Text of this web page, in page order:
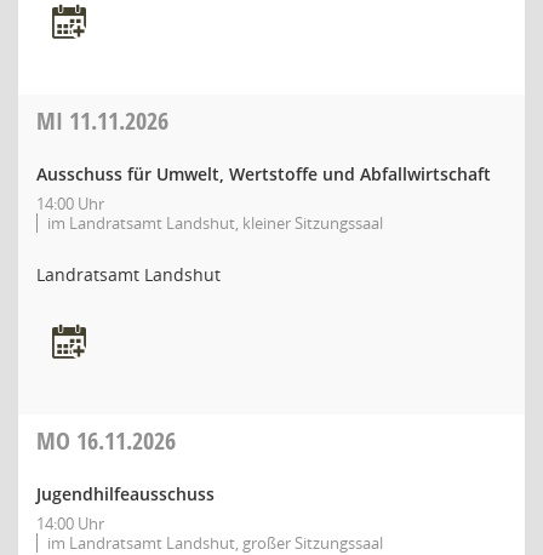
MI 11.11.2026
Ausschuss für Umwelt, Wertstoffe und Abfallwirtschaft
14:00 Uhr
im Landratsamt Landshut, kleiner Sitzungssaal
Landratsamt Landshut
MO 16.11.2026
Jugendhilfeausschuss
14:00 Uhr
im Landratsamt Landshut, großer Sitzungssaal